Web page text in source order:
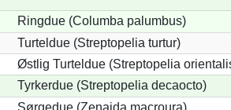
Ringdue (Columba palumbus)
Turteldue (Streptopelia turtur)
Østlig Turteldue (Streptopelia
Tyrkerdue (Streptopelia decaocto)
Sørgedue (Zenaida macroura)